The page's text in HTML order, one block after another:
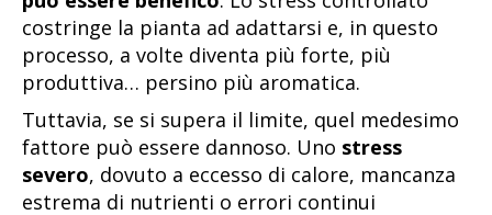
costringe la pianta ad adattarsi e, in questo
processo, a volte diventa più forte, più
produttiva… persino più aromatica.
Tuttavia, se si supera il limite, quel medesimo
fattore può essere dannoso. Uno stress
severo, dovuto a eccesso di calore, mancanza
estrema di nutrienti o errori continui